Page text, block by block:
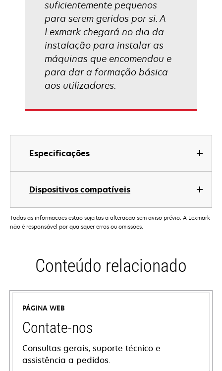
Especificações
Dispositivos compatíveis
suficientemente pequenos
para serem geridos por si. A
Lexmark chegará no dia da
instalação para instalar as
máquinas que encomendou e
para dar a formação básica
aos utilizadores.
Todas as informações estão sujeitas a alteração sem aviso prévio. A Lexmark
não é responsável por quaisquer erros ou omissões.
Conteúdo relacionado
PÁGINA WEB
Contate-nos
Consultas gerais, suporte técnico e
assistência a pedidos.